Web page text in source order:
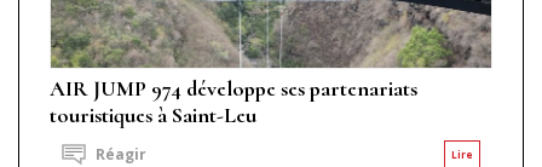
AIR JUMP 974 développe ses partenariats
touristiques à Saint-Leu
Lire
Réagir